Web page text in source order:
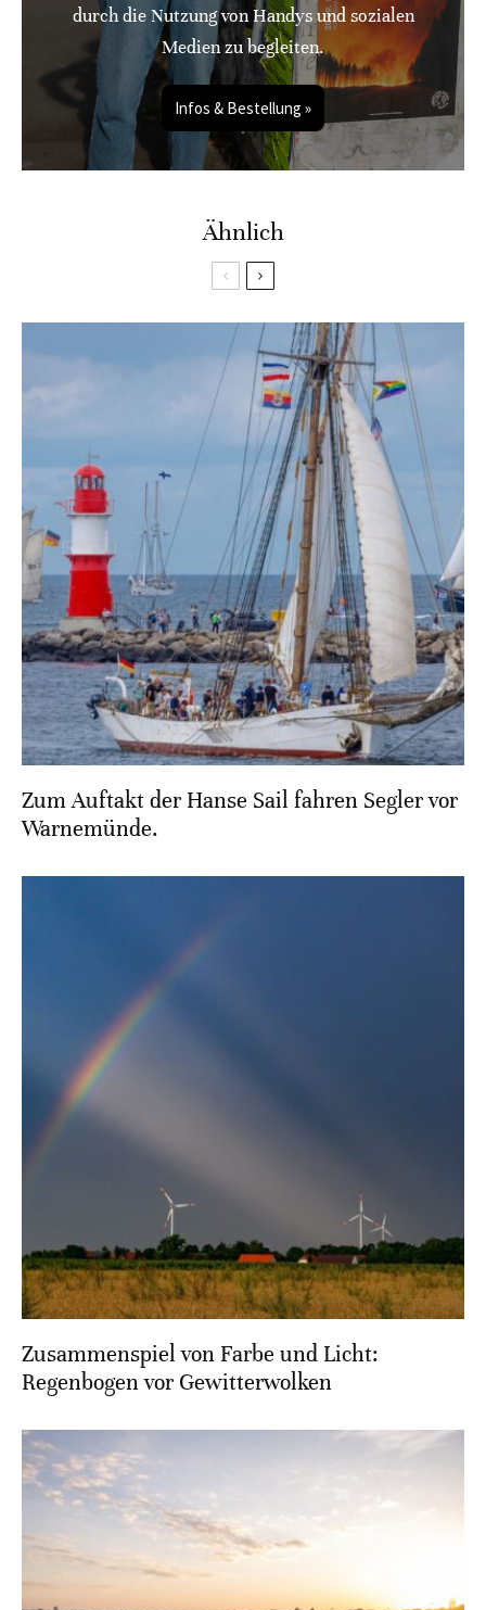
durch die Nutzung von Handys und sozialen
Medien zu begleiten.
Infos & Bestellung »
Ähnlich
Zum Auftakt der Hanse Sail fahren Segler vor
Warnemünde.
Zusammenspiel von Farbe und Licht:
Regenbogen vor Gewitterwolken